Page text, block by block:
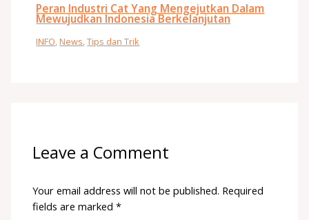
Peran Industri Cat Yang Mengejutkan Dalam
Mewujudkan Indonesia Berkelanjutan
INFO,News,Tips dan Trik
Leave a Comment
Your email address will not be published. Required
fields are marked*